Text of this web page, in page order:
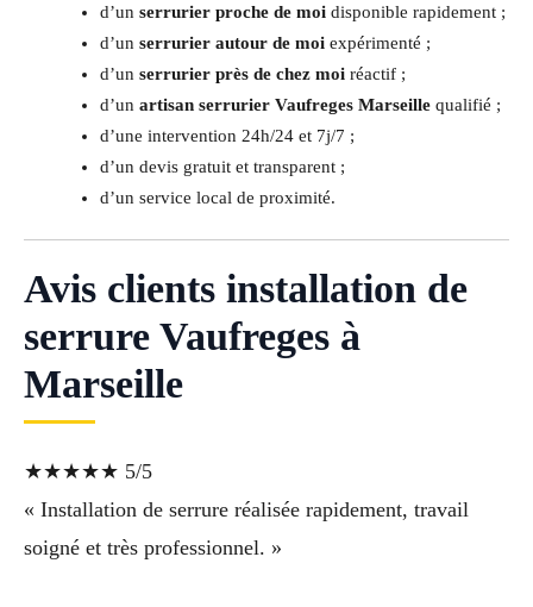
d’un serrurier proche de moidisponible rapidement ;
d’un serrurier autour de moiexpérimenté ;
d’un serrurier près de chez moiréactif ;
d’un artisan serrurier Vaufreges Marseillequalifié ;
d’une intervention 24h/24 et 7j/7 ;
d’un devis gratuit et transparent ;
d’un service local de proximité.
Avis clients installation de
serrure Vaufreges à
Marseille
★★★★★ 5/5
« Installation de serrure réalisée rapidement, travail
soigné et très professionnel. »